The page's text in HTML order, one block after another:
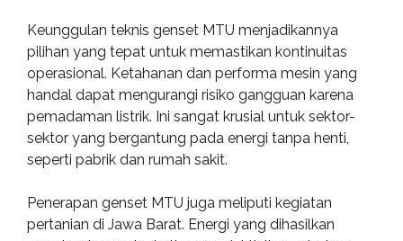
Keunggulan teknis genset MTU menjadikannya
pilihan yang tepat untuk memastikan kontinuitas
operasional. Ketahanan dan performa mesin yang
handal dapat mengurangi risiko gangguan karena
pemadaman listrik. Ini sangat krusial untuk sektor-
sektor yang bergantung pada energi tanpa henti,
seperti pabrik dan rumah sakit.
Penerapan genset MTU juga meliputi kegiatan
pertanian di Jawa Barat. Energi yang dihasilkan